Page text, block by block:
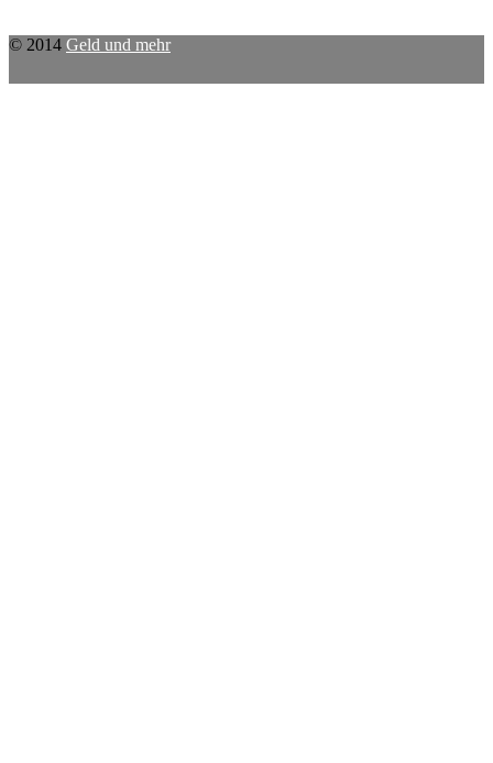
© 2014 Geld und mehr